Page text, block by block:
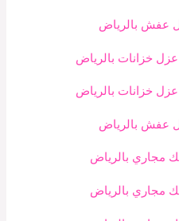
عفش بالرياض
خزانات بالرياض
خزانات بالرياض
عفش بالرياض
مجاري بالرياض
مجاري بالرياض